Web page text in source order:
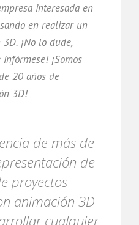
interesada en
en realizar un
¡No lo dude,
¡Somos
20 años de
3D!
de más de
de
proyectos
animación 3D
cualquier